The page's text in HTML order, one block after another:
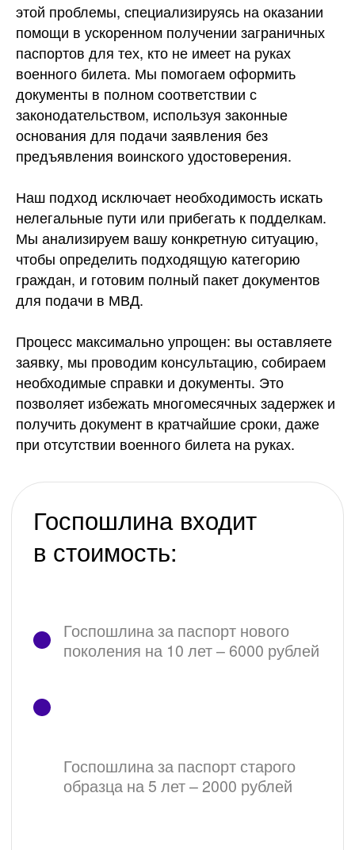
этой проблемы, специализируясь на оказании
помощи в ускоренном получении заграничных
паспортов для тех, кто не имеет на руках
военного билета. Мы помогаем оформить
документы в полном соответствии с
законодательством, используя законные
основания для подачи заявления без
предъявления воинского удостоверения.
Наш подход исключает необходимость искать
нелегальные пути или прибегать к подделкам.
Мы анализируем вашу конкретную ситуацию,
чтобы определить подходящую категорию
граждан, и готовим полный пакет документов
для подачи в МВД.
Процесс максимально упрощен: вы оставляете
заявку, мы проводим консультацию, собираем
необходимые справки и документы. Это
позволяет избежать многомесячных задержек и
получить документ в кратчайшие сроки, даже
при отсутствии военного билета на руках.
Пакет необходимых
вамдокументов:
Копия общегражданского паспорта
страниц с отметками, а также 18, 19
и 20 страниц.
4 фото 3,5х4,5 без овала на
матовой бумаге (на биометрический
паспорт - 2 любые фото).
2 заявления о выдаче
загранпаспорта (рекомендуем
заполненное заявление прислать
на проверку на е-мэйл:
info@oformidoc.ru
Скачать образец/
анкеты на загранпаспорт
биометрический или старого
образца
для заполнение анкеты, если нет -
заполняется со слов заявителя)
Копия 1-й страницы действующего
загранпаспорта (если есть).
взрослый
Форма заявления об изменении